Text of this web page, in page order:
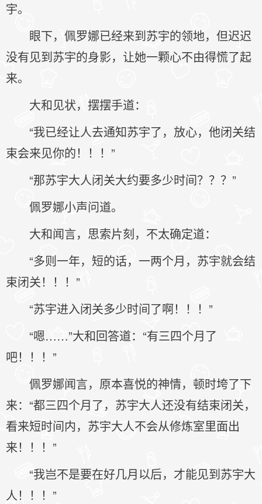
宇。
眼下，佩罗娜已经来到苏宇的领地，但迟迟
没有见到苏宇的身影，让她一颗心不由得慌了起
来。
大和见状，摆摆手道：
“我已经让人去通知苏宇了，放心，他闭关结
束会来见你的！！！”
“那苏宇大人闭关大约要多少时间？？？”
佩罗娜小声问道。
大和闻言，思索片刻，不太确定道：
“多则一年，短的话，一两个月，苏宇就会结
束闭关！！！”
“苏宇进入闭关多少时间了啊！！！”
“嗯……”大和回答道：“有三四个月了
吧！！！”
佩罗娜闻言，原本喜悦的神情，顿时垮了下
来：“都三四个月了，苏宇大人还没有结束闭关，
看来短时间内，苏宇大人不会从修炼室里面出
来！！！”
“我岂不是要在好几月以后，才能见到苏宇大
人！！！”